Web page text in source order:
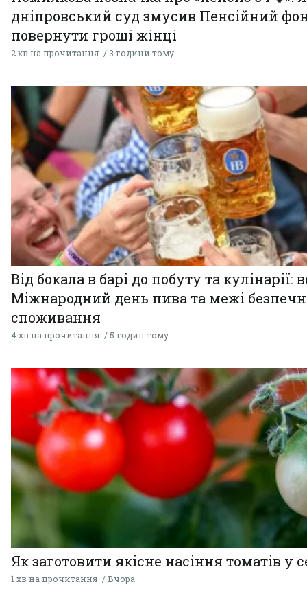
дніпровський суд змусив Пенсійний
повернути гроші жінці
2 хв на прочитання 3 години тому
Від бокала в барі до побуту та кулінарії:
Міжнародний день пива та межі
споживання
4 хв на прочитання 5 годин тому
Як заготовити якісне насіння томатів у
1 хв на прочитання Вчора